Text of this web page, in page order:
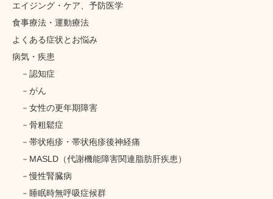
エイジング・ケア、予防医学
食事療法・運動療法
よくある症状とお悩み
病気・疾患
認知症
がん
女性の更年期障害
骨粗鬆症
帯状疱疹・帯状疱疹後神経痛
MASLD（代謝機能障害関連脂肪肝疾患）
慢性腎臓病
睡眠時無呼吸症候群